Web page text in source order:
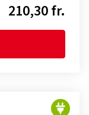
210,30 fr.